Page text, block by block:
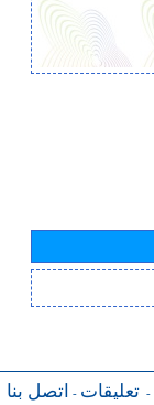
- تعليقات - اتصل بنا